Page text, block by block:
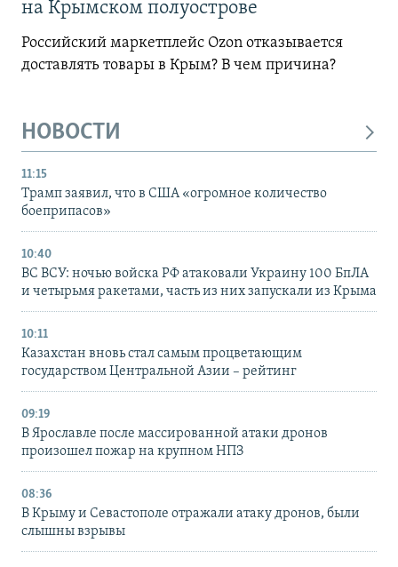
на Крымском полуострове
Российский маркетплейс Ozon отказывается
доставлять товары в Крым? В чем причина?
НОВОСТИ
11:15
Трамп заявил, что в США «огромное количество
боеприпасов»
10:40
ВС ВСУ: ночью войска РФ атаковали Украину 100 БпЛА
и четырьмя ракетами, часть из них запускали из Крыма
10:11
Казахстан вновь стал самым процветающим
государством Центральной Азии – рейтинг
09:19
В Ярославле после массированной атаки дронов
произошел пожар на крупном НПЗ
08:36
В Крыму и Севастополе отражали атаку дронов, были
слышны взрывы